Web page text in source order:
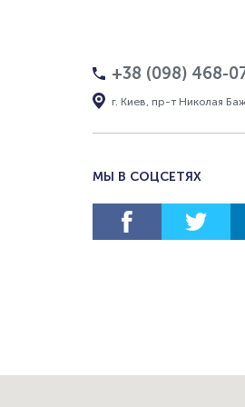
+38 (098) 468-
г. Киев, пр-т Николая
МЫ В СОЦСЕТЯХ